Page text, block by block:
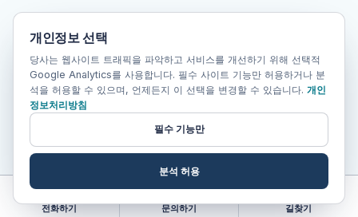
전화하기 문의하기 길찾기
개인정보 선택
당사는 웹사이트 트래픽을 파악하고 서비스를 개선하기 위해 선택적
Google Analytics를 사용합니다. 필수 사이트 기능만 허용하거나 분
석을 허용할 수 있으며, 언제든지 이 선택을 변경할 수 있습니다. 개인
정보처리방침
필수 기능만
분석 허용